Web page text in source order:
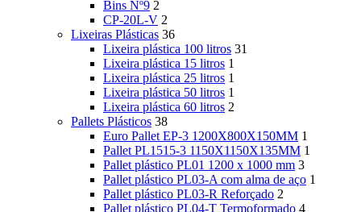
Bins Nº9 2
CP-20L-V 2
Lixeiras Plásticas 36
Lixeira plástica 100 litros 31
Lixeira plástica 15 litros 1
Lixeira plástica 25 litros 1
Lixeira plástica 50 litros 1
Lixeira plástica 60 litros 2
Pallets Plásticos 38
Euro Pallet EP-3 1200X800X150MM 1
Pallet PL1515-3 1150X1150X135MM 1
Pallet plástico PL01 1200 x 1000 mm 3
Pallet plástico PL03-A com alma de aço 1
Pallet plástico PL03-R Reforçado 2
Pallet plástico PL04-T Termoformado 4